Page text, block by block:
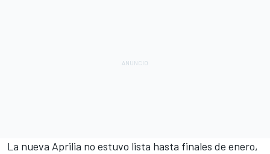
La nueva Aprilia no estuvo lista hasta finales de enero,